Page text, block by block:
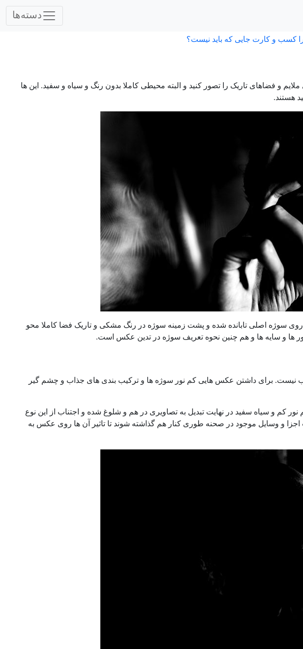
دسته‌ها
کسب و کارت جایی که باید نیست؟
و فضاهای تاریک را تصور کنید و البته محیطی کاملا بدون رنگ و سیاه و سفید. این ها
هستند.
روی سوژه اصلی تابانده شده و پشت زمینه سوژه در رنگ مشکی و تاریک فضا کاملا محو
ها و سایه ها و هم چنین نحوه تعریف سوژه در تدین عکس است.
نیست. برای داشتن عکس هایی کم نور سوژه ها و ترکیب بندی های جذاب و چشم گیر
کم و سیاه سفید در نهایت تبدیل به تصاویری در هم و شلوغ شده و اجتناب از این نوع
و وسایل موجود در صحنه طوری کنار هم گذاشته شوند تا تاثیر آن ها روی عکس به